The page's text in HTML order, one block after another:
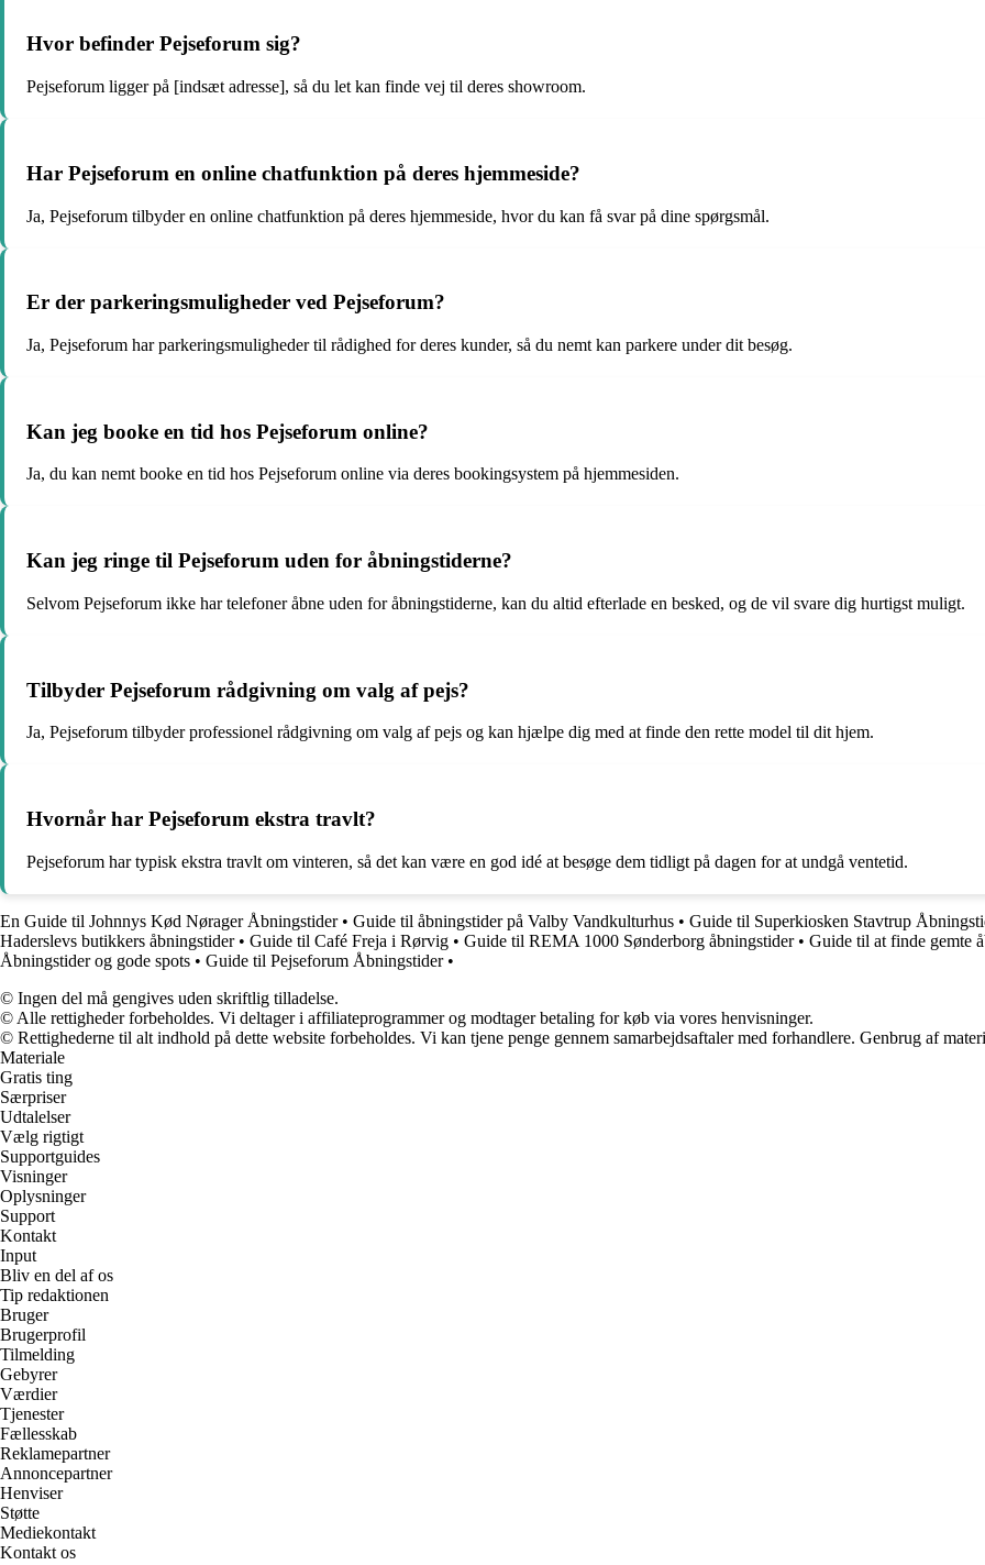
Hvor befinder Pejseforum sig?
Pejseforum ligger på [indsæt adresse], så du let kan finde vej til deres showroom.
Har Pejseforum en online chatfunktion på deres hjemmeside?
Ja, Pejseforum tilbyder en online chatfunktion på deres hjemmeside, hvor du kan få svar på dine spørgsmål.
Er der parkeringsmuligheder ved Pejseforum?
Ja, Pejseforum har parkeringsmuligheder til rådighed for deres kunder, så du nemt kan parkere under dit besøg.
Kan jeg booke en tid hos Pejseforum online?
Ja, du kan nemt booke en tid hos Pejseforum online via deres bookingsystem på hjemmesiden.
Kan jeg ringe til Pejseforum uden for åbningstiderne?
Selvom Pejseforum ikke har telefoner åbne uden for åbningstiderne, kan du altid efterlade en besked, og de vil svare dig hurtigst muligt.
Tilbyder Pejseforum rådgivning om valg af pejs?
Ja, Pejseforum tilbyder professionel rådgivning om valg af pejs og kan hjælpe dig med at finde den rette model til dit hjem.
Hvornår har Pejseforum ekstra travlt?
Pejseforum har typisk ekstra travlt om vinteren, så det kan være en god idé at besøge dem tidligt på dagen for at undgå ventetid.
En Guide til Johnnys Kød Nørager Åbningstider• Guide til åbningstider på Valby Vandkulturhus • Guide til Superkiosken Stavtrup
Haderslevs butikkers åbningstider• Guide til Café Freja i Rørvig • Guide til REMA 1000 Sønderborg åbningstider• Guide til at finde gemte
Åbningstider og gode spots • Guide til Pejseforum Åbningstider•
© Ingen del må gengives uden skriftlig tilladelse.
© Alle rettigheder forbeholdes. Vi deltager i affiliateprogrammer og modtager betaling for køb via vores henvisninger.
© Rettighederne til alt indhold på dette website forbeholdes. Vi kan tjene penge gennem samarbejdsaftaler med forhandlere. Genbrug af
Materiale
Gratis ting
Særpriser
Udtalelser
Vælg rigtigt
Supportguides
Visninger
Oplysninger
Support
Kontakt
Input
Bliv en del af os
Tip redaktionen
Bruger
Brugerprofil
Tilmelding
Gebyrer
Værdier
Tjenester
Fællesskab
Reklamepartner
Annoncepartner
Henviser
Støtte
Mediekontakt
Kontakt os